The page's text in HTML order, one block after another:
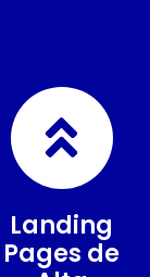
Landing
Pages de